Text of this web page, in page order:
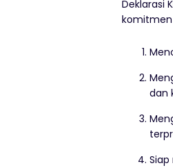
Deklarasi
dan